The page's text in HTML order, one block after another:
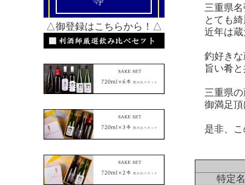
三重県名
とても綺
近年は蔵
釣好きな
旨い肴と
三重県の
御満足頂
是非、こ
特定
△御登録はこちらから！△